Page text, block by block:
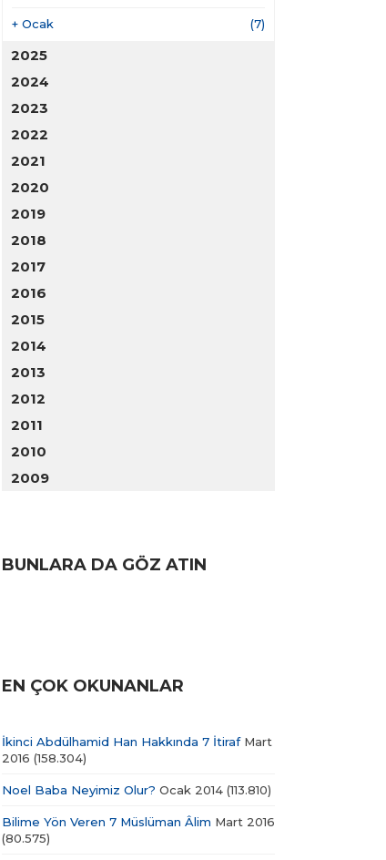
+ Ocak (7)
2025
2024
2023
2022
2021
2020
2019
2018
2017
2016
2015
2014
2013
2012
2011
2010
2009
BUNLARA DA GÖZ ATIN
EN ÇOK OKUNANLAR
İkinci Abdülhamid Han Hakkında 7 İtirafMart
2016 (158.304)
Noel Baba Neyimiz Olur? Ocak 2014 (113.810)
Bilime Yön Veren 7 Müslüman Âlim Mart 2016
(80.575)